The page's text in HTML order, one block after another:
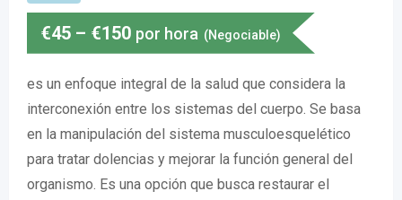
€45 – €150 por hora (Negociable)
es un enfoque integral de la salud que considera la
interconexión entre los sistemas del cuerpo. Se basa
en la manipulación del sistema musculoesquelético
para tratar dolencias y mejorar la función general del
organismo. Es una opción que busca restaurar el